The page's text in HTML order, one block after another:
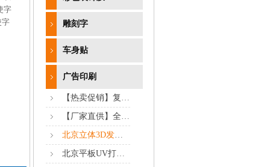
字
字
雕刻字
车身贴
广告印刷
‌【热卖促销】复写收款收据5本装 仅10元全国包邮！财务办公必备
【厂家直供】全国包邮！5元/米起订广告条幅 支持定制 闪电发货
北京立体3D发光字制作
北京平板UV打印喷绘